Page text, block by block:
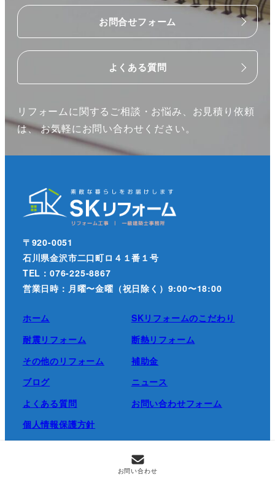
お問合せフォーム
よくある質問
リフォームに関するご相談・お悩み、お見積り依頼
は、 お気軽にお問い合わせください。
〒920-0051
石川県金沢市二口町ロ４１番１号
TEL：076-225-8867
営業日時：月曜〜金曜（祝日除く）9:00〜18:00
ホーム
SKリフォームのこだわり
耐震リフォーム
断熱リフォーム
その他のリフォーム
補助金
ブログ
ニュース
よくある質問
お問い合わせフォーム
個人情報保護方針
©SK Reform
お問い合わせ